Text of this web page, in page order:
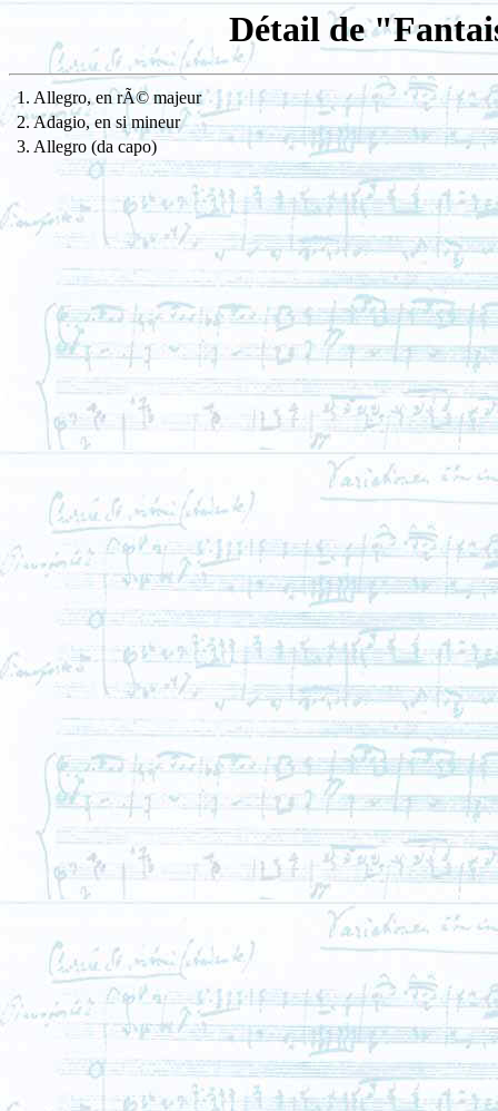
Détail de
1. Allegro, en rÃ© majeur
2. Adagio, en si mineur
3. Allegro (da capo)